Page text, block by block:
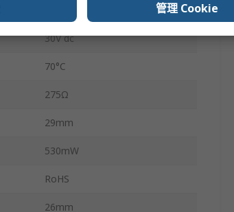
30V dc
70°C
275Ω
29mm
530mW
RoHS
26mm
管理 Cookie